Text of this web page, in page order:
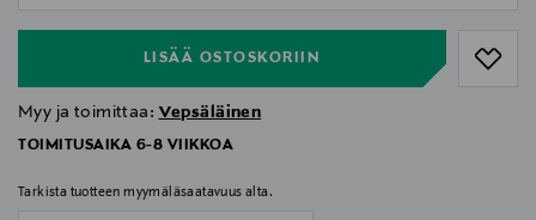
LISÄÄ OSTOSKORIIN
Myy ja toimittaa: Vepsäläinen
TOIMITUSAIKA 6-8 VIIKKOA
Tarkista tuotteen myymäläsaatavuus alta.